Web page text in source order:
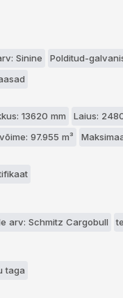
Sinine
Polditud-
13620 mm Laius:
97.955 m³
arv: Schmitz Cargobull
taga